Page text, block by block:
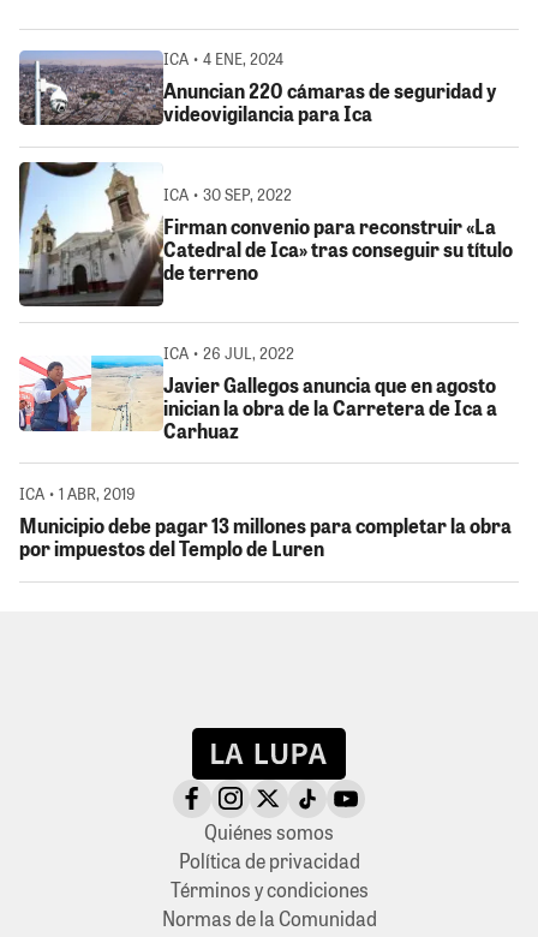
ICA • 4 ENE, 2024
Anuncian 220 cámaras de seguridad y
videovigilancia para Ica
ICA • 30 SEP, 2022
Firman convenio para reconstruir «La
Catedral de Ica» tras conseguir su título
de terreno
ICA • 26 JUL, 2022
Javier Gallegos anuncia que en agosto
inician la obra de la Carretera de Ica a
Carhuaz
ICA • 1 ABR, 2019
Municipio debe pagar 13 millones para completar la obra
por impuestos del Templo de Luren
Quiénes somos
Política de privacidad
Términos y condiciones
Normas de la Comunidad